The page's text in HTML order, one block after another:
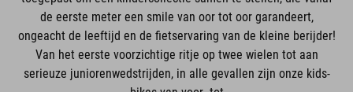
de eerste meter een smile van oor tot oor garandeert,
ongeacht de leeftijd en de fietservaring van de kleine berijder!
Van het eerste voorzichtige ritje op twee wielen tot aan
serieuze juniorenwedstrijden, in alle gevallen zijn onze kids-
bikes van voor- tot